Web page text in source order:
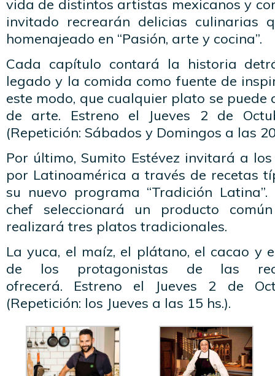
vida de distintos artistas mexicanos y
invitado recrearán delicias culinarias
homenajeado en “Pasión, arte y cocina”.
Cada capítulo contará la historia
legado y la comida como fuente de
este modo, que cualquier plato se
de arte. Estreno el Jueves 2 de
(Repetición: Sábados y Domingos a las
Por último, Sumito Estévez invitará a
por Latinoamérica a través de recetas
su nuevo programa “Tradición
chef seleccionará un producto
realizará tres platos tradicionales.
La yuca, el maíz, el plátano, el cacao y
de los protagonistas de las
ofrecerá. Estreno el Jueves 2 de
(Repetición: los Jueves a las 15 hs.).